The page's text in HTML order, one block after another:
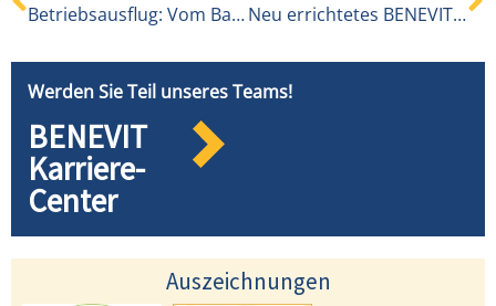
Betriebsausflug: Vom Barock ins Mittelalter Neu errichtetes BENEVIT-Abt Pfanner-Haus in Langen feierlich eröffnet
Werden Sie Teil unseres Teams!
BENEVIT
Karriere-
Center
Auszeichnungen